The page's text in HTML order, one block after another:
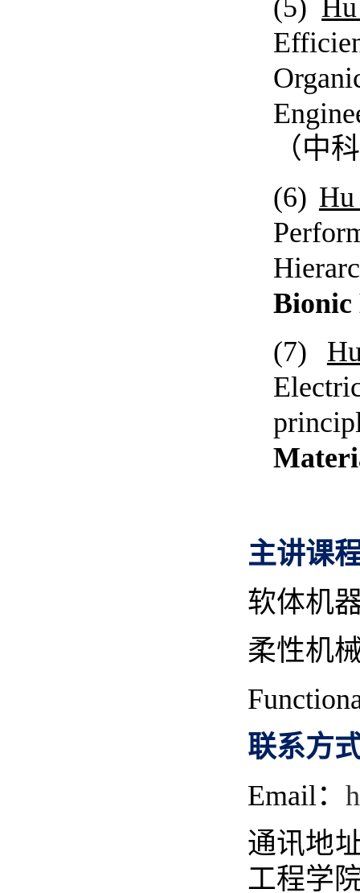
(5)
（中
(6)
Bionic
(7)
主讲课
软体机
柔性机
联系方
Email：
通讯地
工程学